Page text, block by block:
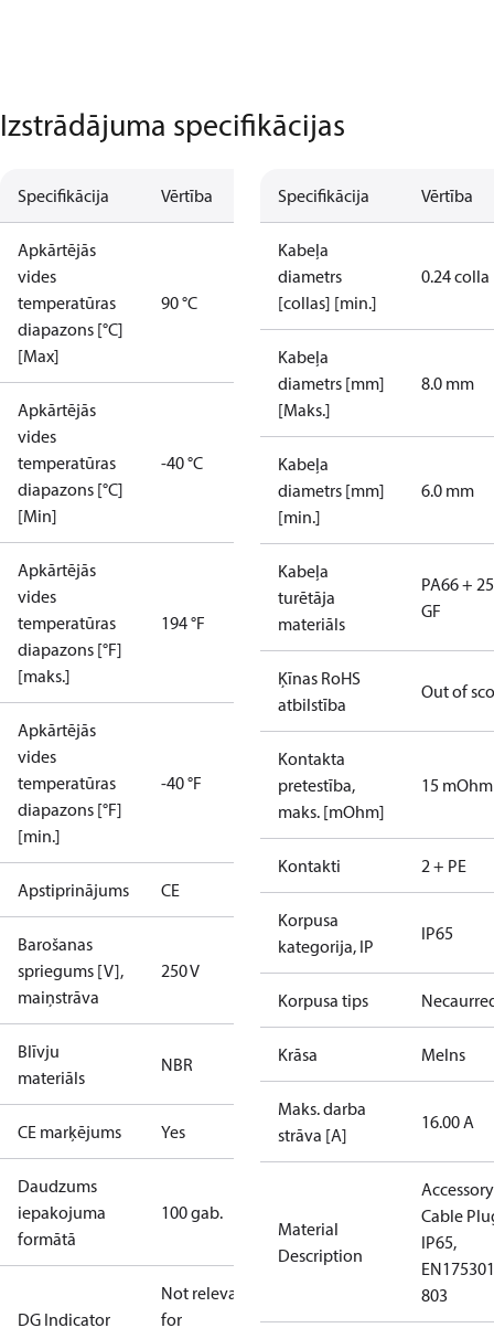
Izstrādājuma specifikācijas
Specifikācija Vērtība
Apkārtējās
vides
temperatūras
diapazons [°C]
[Max]
90 °C
Apkārtējās
vides
temperatūras
diapazons [°C]
[Min]
-40 °C
Apkārtējās
vides
temperatūras
diapazons [°F]
[maks.]
194 °F
Apkārtējās
vides
temperatūras
diapazons [°F]
[min.]
-40 °F
Apstiprinājums CE
Barošanas
spriegums [V],
maiņstrāva
250 V
Blīvju
materiāls
NBR
CE marķējums Yes
Daudzums
iepakojuma
formātā
100 gab.
DG Indicator
Not relevant
for
Specifikācija Vērtība
Kabeļa
diametrs
[collas] [min.]
0.24 colla
Kabeļa
diametrs [mm]
[Maks.]
8.0 mm
Kabeļa
diametrs [mm]
[min.]
6.0 mm
Kabeļa
turētāja
materiāls
PA66 +
GF
Ķīnas RoHS
atbilstība
Out of
Kontakta
pretestība,
maks. [mOhm]
15 mOhm
Kontakti 2 + PE
Korpusa
kategorija, IP
IP65
Korpusa tips
Krāsa Melns
Maks. darba
strāva [A]
16.00 A
Material
Description
Accessory
Cable
IP65,
803